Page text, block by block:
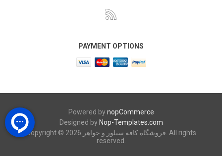
PAYMENT OPTIONS
Powered bynopCommerce
Designed by Nop-Templates.com
Copyright © 2026 فروشگاه کافه سیلور و جواهر. All rights
reserved.